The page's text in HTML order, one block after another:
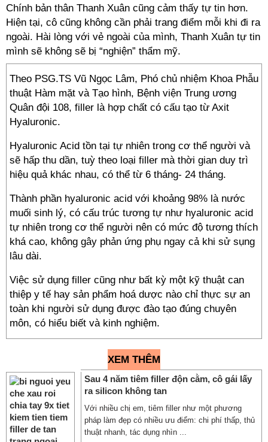
Chính bản thân Thanh Xuân cũng cảm thấy tự tin hơn.
Hiện tại, cô cũng không cần phải trang điểm mỗi khi đi ra
ngoài. Hài lòng với vẻ ngoài của mình, Thanh Xuân tự tin
mình sẽ không sẽ bị “nghiện” thẩm mỹ.
Theo PSG.TS Vũ Ngọc Lâm, Phó chủ nhiệm Khoa Phẫu
thuật Hàm mặt và Tạo hình, Bệnh viện Trung ương
Quân đội 108, filler là hợp chất có cấu tạo từ Axit
Hyaluronic.
Hyaluronic Acid tồn tại tự nhiên trong cơ thể người và
sẽ hấp thu dần, tuỳ theo loại filler mà thời gian duy trì
hiệu quả khác nhau, có thể từ 6 tháng- 24 tháng.
Thành phần hyaluronic acid với khoảng 98% là nước
muối sinh lý, có cấu trúc tương tự như hyaluronic acid
tự nhiên trong cơ thể người nên có mức độ tương thích
khá cao, không gây phản ứng phụ ngay cả khi sử sụng
lâu dài.
Việc sử dụng filler cũng như bất kỳ một kỹ thuật can
thiệp y tế hay sản phẩm hoá dược nào chỉ thực sự an
toàn khi người sử dụng được đào tạo đúng chuyên
môn, có hiểu biết và kinh nghiệm.
XEM THÊM
Sau 4 năm tiêm filler độn cằm, cô gái lấy
ra silicon không tan
Với nhiều chị em, tiêm filler như một phương
pháp làm đẹp có nhiều ưu điểm: chi phí thấp, thủ
thuật nhanh, tác dụng nhìn ...